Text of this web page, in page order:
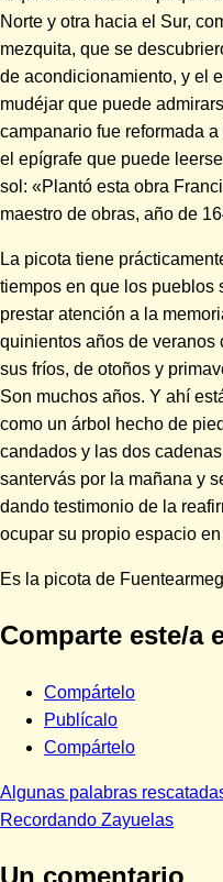
Norte y otra hacia el Sur,
mezquita, que se
de acondicionamiento, y el
mudéjar que puede
campanario fue reformada
el epígrafe que puede
sol: «Plantó esta obra
maestro de obras, año de
La picota tiene
tiempos en que los pueblos
prestar atención a la
quinientos años de veranos
sus fríos, de otoños y
Son muchos años. Y ahí
como un árbol hecho de
candados y las dos
santervás por la mañana y
dando testimonio de la
ocupar su propio espacio
Es la picota de
Comparte este/a
Compártelo
Publícalo
Compártelo
Navegación
Entrada
anterior:
Algunas palabras
Siguiente
Recordando Zayuelas